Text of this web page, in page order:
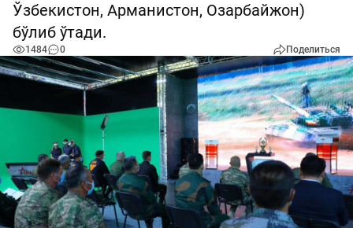
Ўзбекистон, Арманистон, Озарбайжон)
бўлиб ўтади.
1484 0 Поделиться